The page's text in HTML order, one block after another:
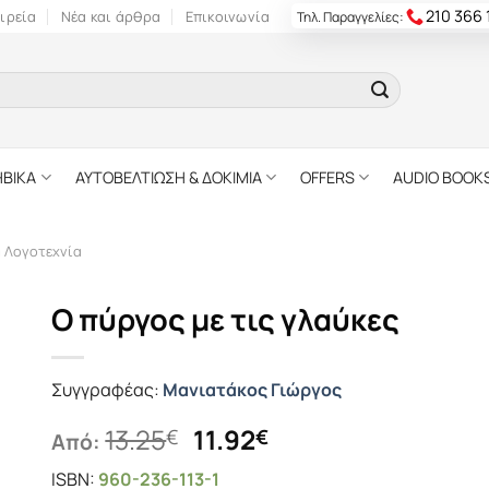
Νέα και άρθρα Επικοινωνία Τηλ. Παραγγελίες: 210 366
ΑΥΤΟΒΕΛΤΙΩΣΗ & ΔΟΚΙΜΙΑ OFFERS AUDIO
Λογοτεχνία
Ο πύργος με τις γλαύκες
Συγγραφέας: Μανιατάκος Γιώργος
Από:13.25€ Original
price
11.92€Η
ISBN: 960-236-113-1